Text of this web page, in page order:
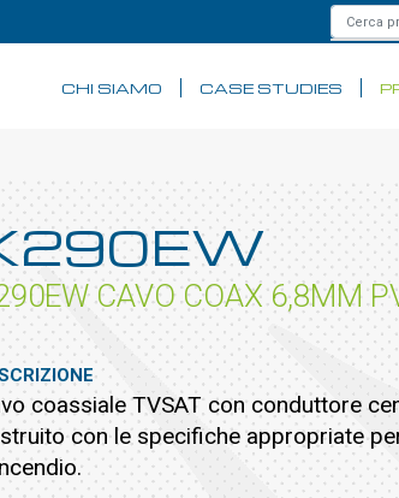
CHI SIAMO CASE STUDIES
CAVO COAX 6,8MM
coassiale TVSAT con conduttore
con le specifiche appropriate